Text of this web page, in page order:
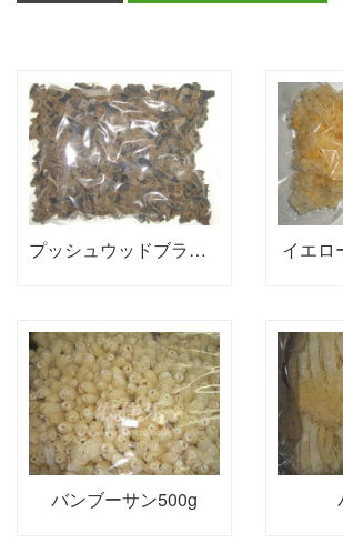
プッシュウッドブラックカビ150g イエロ
バンブーサン500g